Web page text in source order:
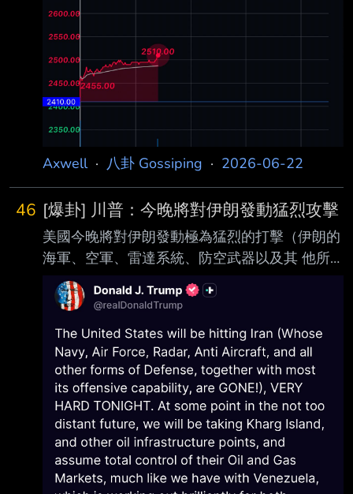
Axwell· 八卦 Gossiping · 2026-06-22
46 [爆卦] 川普：今晚將對伊朗發動猛烈攻擊
美國今晚將對伊朗發動極為猛烈的打擊（伊朗的
海軍、空軍、雷達系統、防空武器以及其 他所
有防禦能力，連同其大部分進攻能力，都已經不
復存在！）。在不久的將來某個時點 ，我們將
石油基礎設施據點，並全面掌控 其石油與天然
氣市場，就如同我們對委內瑞拉所做的一樣，而
那項政策對委內瑞拉與美利 堅合眾國雙方都運
作得極為成功。 https://i.mopix.cc/O99S0l.jpg
台股夜盤 https://i.mopix.cc/WNoKla.jpg --